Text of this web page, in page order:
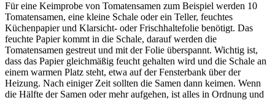
Für eine Keimprobe von Tomatensamen zum Beispiel werden 10
Tomatensamen, eine kleine Schale oder ein Teller, feuchtes
Küchenpapier und Klarsicht- oder Frischhaltefolie benötigt. Das
feuchte Papier kommt in die Schale, darauf werden die
Tomatensamen gestreut und mit der Folie überspannt. Wichtig ist,
dass das Papier gleichmäßig feucht gehalten wird und die Schale an
einem warmen Platz steht, etwa auf der Fensterbank über der
Heizung. Nach einiger Zeit sollten die Samen dann keimen. Wenn
die Hälfte der Samen oder mehr aufgehen, ist alles in Ordnung und